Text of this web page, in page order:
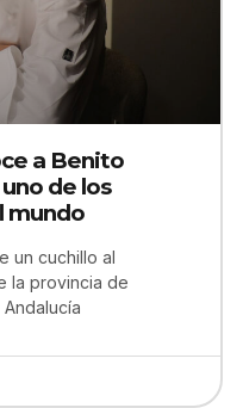
a Benito
de los
mundo
un cuchillo al
la provincia de